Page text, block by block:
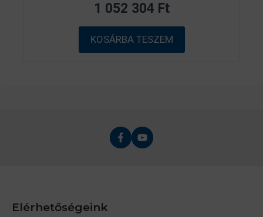
5
b
ő
l
1 052 304 Ft
KOSÁRBA TESZEM
Elérhetőségeink